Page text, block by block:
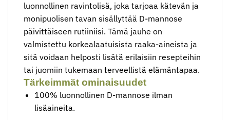
luonnollinen ravintolisä, joka tarjoaa kätevän ja
monipuolisen tavan sisällyttää D-mannose
päivittäiseen rutiiniisi. Tämä jauhe on
valmistettu korkealaatuisista raaka-aineista ja
sitä voidaan helposti lisätä erilaisiin resepteihin
tai juomiin tukemaan terveellistä elämäntapaa.
Tärkeimmät ominaisuudet
100% luonnollinen D-mannose ilman
lisäaineita.